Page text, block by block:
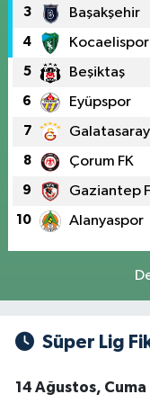
3 Başakşehir
4 Kocaelispor
5 Beşiktaş
6 Eyüpspor
7 Galatasaray
8 Çorum FK
9 Gaziantep
10 Alanyaspor
Süper Lig
14 Ağustos, Cuma